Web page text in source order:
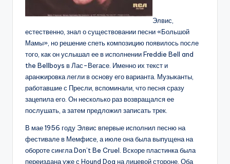
Элвис,
естественно, знал о существовании песни «Большой
Мамы», но решение спеть композицию появилось после
того, как он услышал ее в исполнении Freddie Bell and
the Bellboys в Лас-Вегасе. Именно их текст и
аранжировка легли в основу его варианта. Музыканты,
работавшие с Пресли, вспоминали, что песня сразу
зацепила его. Он несколько раз возвращался ее
послушать, а затем предложил записать трек.
В мае 1956 году Элвис впервые исполнил песню на
фестивале в Мемфисе, а июле она была выпущена на
обороте сингла Don’t Be Cruel. Вскоре пластинка была
переиздана уже с Hound Dog на лицевой стороне. Оба